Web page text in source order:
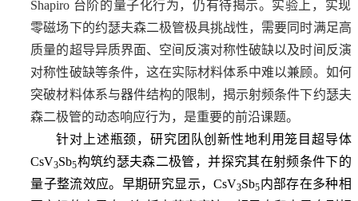
Shapiro 台阶的量子化行为，仍有待揭示。 实验上，实现
零磁场下的约瑟夫森二极管极具挑战性，需要同时满足高
质量的超导异质界面、空间反演对称性破缺以及时间反演
对称性破缺等条件，这在实际材料体系中难以兼顾。 如何
突破材料体系与器件结构的限制，揭示射频条件下约瑟夫
森二极管的动态响应行为，是重要的前沿课题。
针对上述瓶颈，研究团队创新性地利 用笼目超导体
CsV3Sb5构筑约瑟夫森二极管，并探究其在射频条件下的
量子整流效应。早期研究显示，CsV3Sb5内部存在多种相